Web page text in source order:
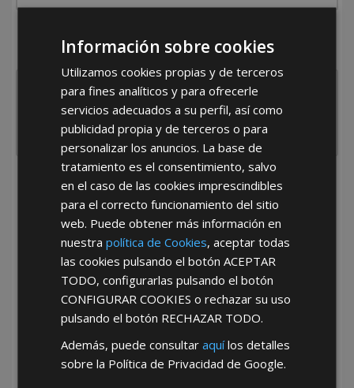
España
Portugal Otros
He leído y acepto laPolítica de Privacidad
*Abstenerse particulares, sólo venta a tiendas y empresas minoristas y
Información sobre cookies
Utilizamos cookies propias y de terceros
para fines analíticos y para ofrecerle
servicios adecuados a su perfil, así como
publicidad propia y de terceros o para
personalizar los anuncios. La base de
tratamiento es el consentimiento, salvo
en el caso de las cookies imprescindibles
para el correcto funcionamiento del sitio
web. Puede obtener más información en
nuestrapolítica de Cookies, aceptar todas
las cookies pulsando el botónACEPTAR
TODO, configurarlas pulsando el botón
CONFIGURAR COOKIES o rechazar su uso
pulsando el botón RECHAZAR TODO.
Además, puede consultaraquílos detalles
sobre la Política de Privacidad de Google.